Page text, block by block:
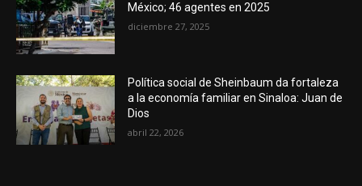
México; 46 agentes en 2025
diciembre 27, 2025
Política social de Sheinbaum da fortaleza
a la economía familiar en Sinaloa: Juan de
Dios
abril 22, 2026